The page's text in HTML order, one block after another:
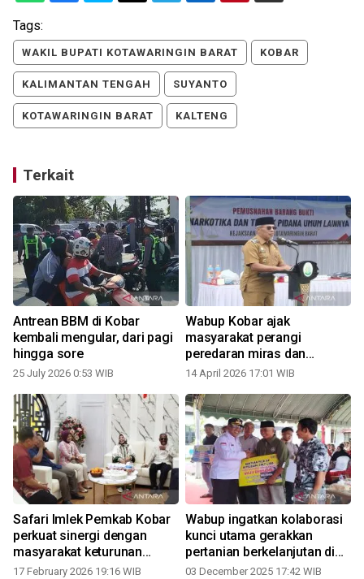
Tags:
WAKIL BUPATI KOTAWARINGIN BARAT KOBAR
KALIMANTAN TENGAH SUYANTO
KOTAWARINGIN BARAT KALTENG
Terkait
Antrean BBM di Kobar
kembali mengular, dari pagi
hingga sore
25 July 2026 0:53 WIB
Wabup Kobar ajak
masyarakat perangi
peredaran miras dan
narkotika
14 April 2026 17:01 WIB
Safari Imlek Pemkab Kobar
perkuat sinergi dengan
masyarakat keturunan
Tionghoa
17 February 2026 19:16 WIB
Wabup ingatkan kolaborasi
kunci utama gerakkan
pertanian berkelanjutan di
Kobar
03 December 2025 17:42 WIB